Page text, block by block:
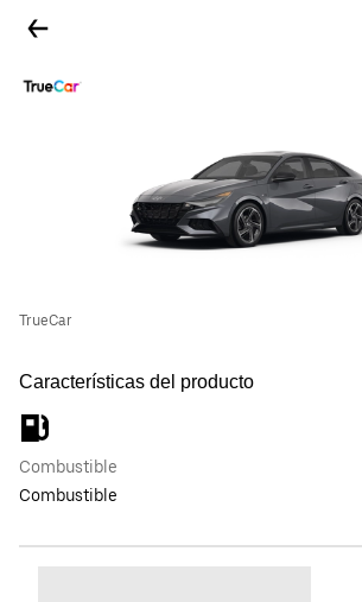
TrueCar
Características del producto
Combustible
Combustible